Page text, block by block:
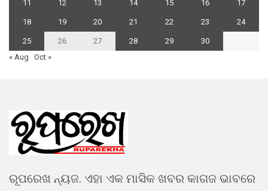
11 12 13 14 15 16 17
18 19 20 21 22 23 24
25 26 27 28 29
30
« Aug
Oct »
ରୂପରେଖ ନ୍ୟଜ. ଏହା ଏକ ମାସିକ ଖବର କାଗଜ ଭାବରେ